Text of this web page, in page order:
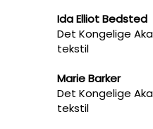
Ida Elliot Bedsted
Det Kongelige
tekstil
Marie Barker
Det Kongelige
tekstil